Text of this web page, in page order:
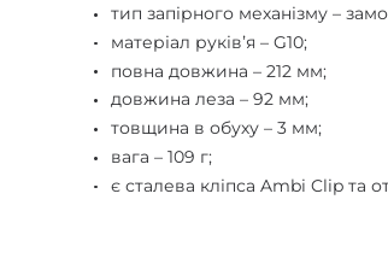
тип запірного механізму –
матеріал руківʼя – G10;
повна довжина – 212 мм;
довжина леза – 92 мм;
товщина в обуху – 3 мм;
вага – 109 г;
є сталева кліпса Ambi Clip та